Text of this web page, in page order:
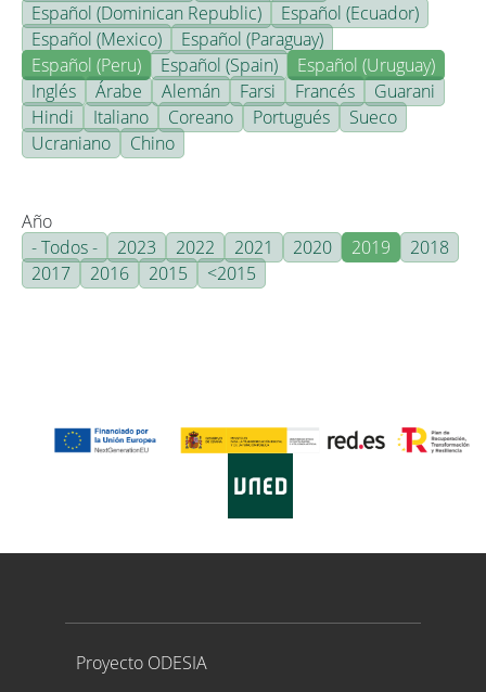
Español (Dominican Republic)
Español (Ecuador)
Español (Mexico)
Español (Paraguay)
Español (Peru)
Español (Spain)
Español (Uruguay)
Inglés
Árabe Alemán Farsi Francés
Guarani
Hindi
Italiano Coreano Portugués
Sueco
Ucraniano
Chino
Año
- Todos -
2023 2022 2021 2020 2019
2018
2017
2016 2015 <2015
Proyecto ODESIA
Proyecto ODESIA